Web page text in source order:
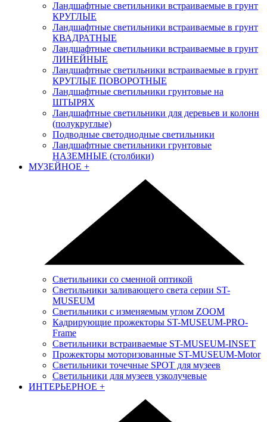
Ландшафтные светильники встраиваемые в грунт
КРУГЛЫЕ
Ландшафтные светильники встраиваемые в грунт
КВАДРАТНЫЕ
Ландшафтные светильники встраиваемые в грунт
ЛИНЕЙНЫЕ
Ландшафтные светильники встраиваемые в грунт
КРУГЛЫЕ ПОВОРОТНЫЕ
Ландшафтные светильники грунтовые на
ШТЫРЯХ
Ландшафтные светильники для деревьев и колонн
(полукруглые)
Подводные светодиодные светильники
Ландшафтные светильники грунтовые
НАЗЕМНЫЕ (столбики)
МУЗЕЙНОЕ +
Светильники со сменной оптикой
Светильники заливающего света серии ST-
MUSEUM
Светильники с изменяемым углом ZOOM
Кадрирующие прожекторы ST-MUSEUM-PRO-
Frame
Светильники встраиваемые ST-MUSEUM-INSET
Прожекторы моторизованные ST-MUSEUM-Motor
Светильники точечные SPOT для музеев
Светильники для музеев узколучевые
ИНТЕРЬЕРНОЕ +